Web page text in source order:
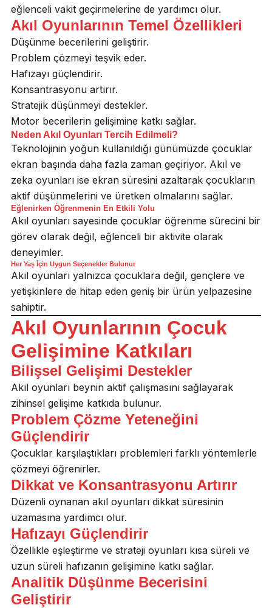
eğlenceli vakit geçirmelerine de yardımcı olur.
Akıl Oyunlarının Temel Özellikleri
Düşünme becerilerini geliştirir.
Problem çözmeyi teşvik eder.
Hafızayı güçlendirir.
Konsantrasyonu artırır.
Stratejik düşünmeyi destekler.
Motor becerilerin gelişimine katkı sağlar.
Neden Akıl Oyunları Tercih Edilmeli?
Teknolojinin yoğun kullanıldığı günümüzde çocuklar
ekran başında daha fazla zaman geçiriyor. Akıl ve
zeka oyunları ise ekran süresini azaltarak çocukların
aktif düşünmelerini ve üretken olmalarını sağlar.
Eğlenirken Öğrenmenin En Etkili Yolu
Akıl oyunları sayesinde çocuklar öğrenme sürecini bir
görev olarak değil, eğlenceli bir aktivite olarak
deneyimler.
Her Yaş İçin Uygun Seçenekler Bulunur
Akıl oyunları yalnızca çocuklara değil, gençlere ve
yetişkinlere de hitap eden geniş bir ürün yelpazesine
sahiptir.
Akıl Oyunlarının Çocuk
Gelişimine Katkıları
Bilişsel Gelişimi Destekler
Akıl oyunları beynin aktif çalışmasını sağlayarak
zihinsel gelişime katkıda bulunur.
Problem Çözme Yeteneğini
Güçlendirir
Çocuklar karşılaştıkları problemleri farklı yöntemlerle
çözmeyi öğrenirler.
Dikkat ve Konsantrasyonu Artırır
Düzenli oynanan akıl oyunları dikkat süresinin
uzamasına yardımcı olur.
Hafızayı Güçlendirir
Özellikle eşleştirme ve strateji oyunları kısa süreli ve
uzun süreli hafızanın gelişimine katkı sağlar.
Analitik Düşünme Becerisini
Geliştirir